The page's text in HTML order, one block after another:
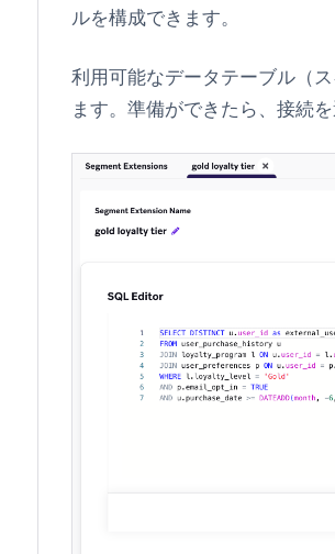
ルを構成できます。
利用可能なデータテーブル（
ます。準備ができたら、接続を